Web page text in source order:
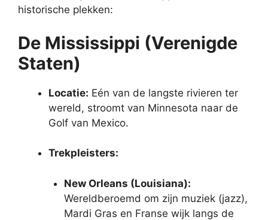
historische plekken:
De Mississippi (Verenigde
Staten)
Locatie: Eén van de langste rivieren ter
wereld, stroomt van Minnesota naar de
Golf van Mexico.
Trekpleisters:
New Orleans (Louisiana):
Wereldberoemd om zijn muziek (jazz),
Mardi Gras en Franse wijk langs de